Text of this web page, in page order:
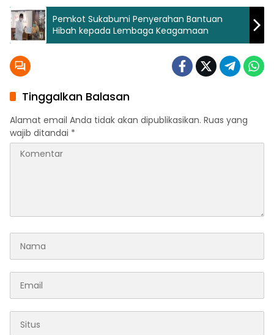
Pemkot Sukabumi Penyerahan Bantuan
Hibah kepada Lembaga Keagamaan
Tinggalkan Balasan
Alamat email Anda tidak akan dipublikasikan. Ruas yang
wajib ditandai *